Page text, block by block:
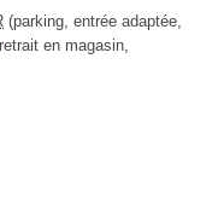
(parking, entrée adaptée,
retrait en magasin,